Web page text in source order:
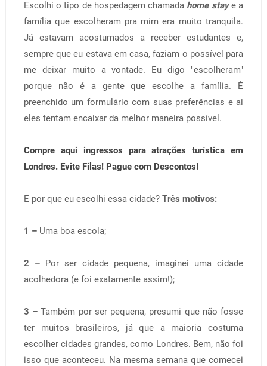
Escolhi o tipo de hospedagem chamada home staye a
família que escolheram pra mim era muitotranquila.
Já estavam acostumados a receber estudantes e,
sempre que eu estava em casa, faziam o possível para
me deixar muito a vontade. Eu digo "escolheram"
porque não é a gente que escolhe a família. É
preenchido um formulário com suas preferências e ai
eles tentam encaixar da melhor maneira possível.
Compre aqui ingressos para atrações turística em
Londres. Evite Filas! Pague com Descontos!
E por que eu escolhi essa cidade? Três motivos:
1 –Uma boa escola;
2 –Por ser cidade pequena, imaginei uma cidade
acolhedora (e foi exatamente assim!);
3 – Também por ser pequena, presumi que não fosse
ter muitos brasileiros, já que a maioria costuma
escolher cidades grandes, como Londres. Bem, não foi
isso que aconteceu. Na mesma semana que comecei